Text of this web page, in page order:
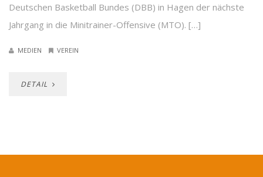
Deutschen Basketball Bundes (DBB) in Hagen der nächste
Jahrgang in die Minitrainer-Offensive (MTO). […]
MEDIEN VEREIN
DETAIL